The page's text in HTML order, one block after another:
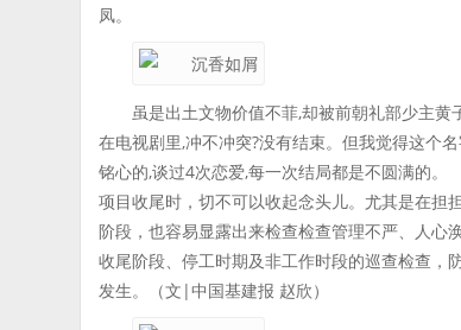
凤。
虽是出土文物价值不菲,却被前朝礼部少主黄
在电视剧里,冲不冲突?没有结束。但我觉得这个
铭心的,谈过4次恋爱,每一次结局都是不圆满的。
项目收尾时，切不可以收起念头儿。尤其是在担
阶段，也容易显露出来检查检查管理不严、人心
收尾阶段、停工时期及非工作时段的巡查检查，
发生。（文|中国基建报 赵欣）